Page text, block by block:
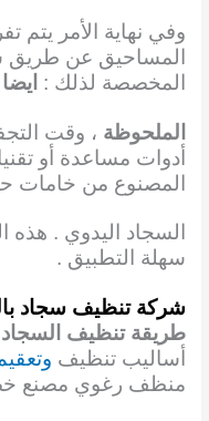
وفي نهاية الأمر يتم
المساحيق عن طريق
المخصصة لذلك :
الملحوظة ، وقت
أدوات مساعدة أو
المصنوع من خامات
السجاد اليدوي .
سهلة التطبيق .
شركة تنظيف سجاد
طريقة تنظيف السجاد
أساليب تنظيف
منظف رغوي مصنع